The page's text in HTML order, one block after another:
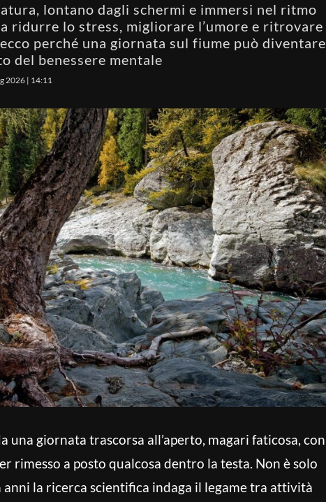
lontano dagli schermi e immersi nel ritmo
a ridurre lo stress, migliorare l’umore e ritrovare
perché una giornata sul fiume può diventare
del benessere mentale
2026 | 14:11
una giornata trascorsa all’aperto, magari faticosa, con
rimesso a posto qualcosa dentro la testa. Non è solo
anni la ricerca scientifica indaga il legame tra attività